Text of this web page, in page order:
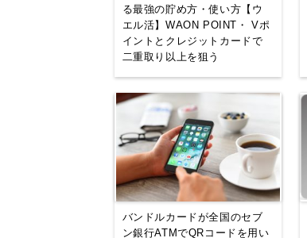
る最強の貯め方・使い方【ウ
エル活】WAON POINT・ Vポ
イントとクレジットカードで
二重取り以上を狙う
バンドルカードが全国のセブ
ン銀行ATMでQRコードを用い